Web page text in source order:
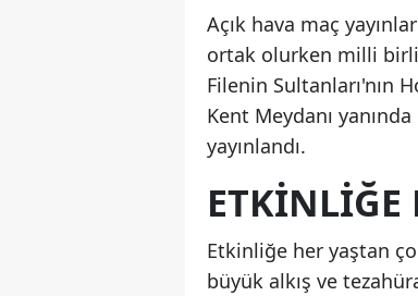
Açık hava maç
ortak olurken milli
Filenin Sultanları'nın
Kent Meydanı
yayınlandı.
Etkinliğe her yaştan
büyük alkış ve